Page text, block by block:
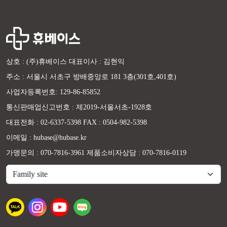
상호 : (주)휴베이스 대표이사 : 김현익
주소 : 서울시 서초구 방배중앙로 181 3층(301호,401호)
사업자등록번호: 129-86-85852
통신판매업신고번호 : 제2019-서울서초-1928호
대표전화 : 02-6337-5398 FAX : 0504-982-5398
이메일 : hubase@hubase.kr
가맹문의 : 070-7816-3961 제품소비자상담 : 070-7816-0119